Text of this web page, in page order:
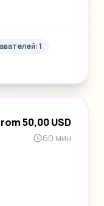
1
50,00 USD
60 мин